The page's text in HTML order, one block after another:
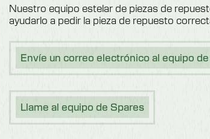
Nuestro equipo estelar de piezas de
ayudarlo a pedir la pieza de repuesto
Envíe un correo electrónico al equipo
Llame al equipo de Spares